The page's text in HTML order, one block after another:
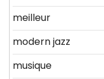
meilleur
modern jazz
musique